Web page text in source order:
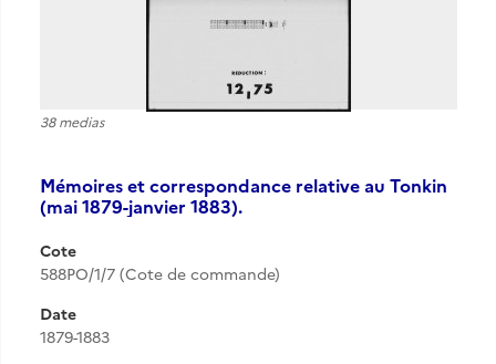
38 medias
Mémoires et correspondance relative au Tonkin
(mai 1879-janvier 1883).
Cote
588PO/1/7 (Cote de commande)
Date
1879-1883